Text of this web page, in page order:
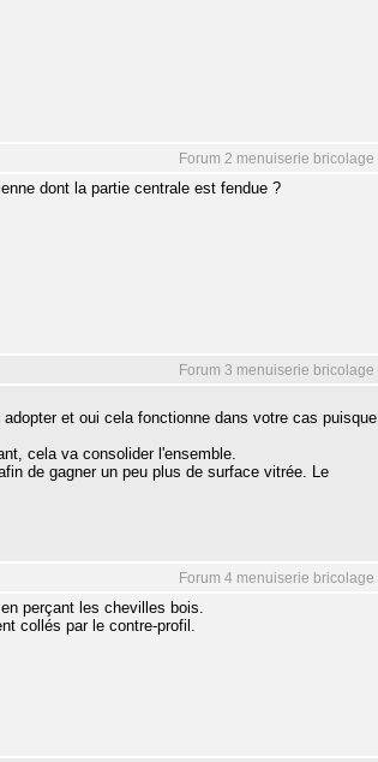
Forum 2 menuiserie bricolage
dont la partie centrale est fendue ?
Forum 3 menuiserie bricolage
et oui cela fonctionne dans votre cas puisque
cela va consolider l'ensemble.
de gagner un peu plus de surface vitrée. Le
Forum 4 menuiserie bricolage
perçant les chevilles bois.
collés par le contre-profil.